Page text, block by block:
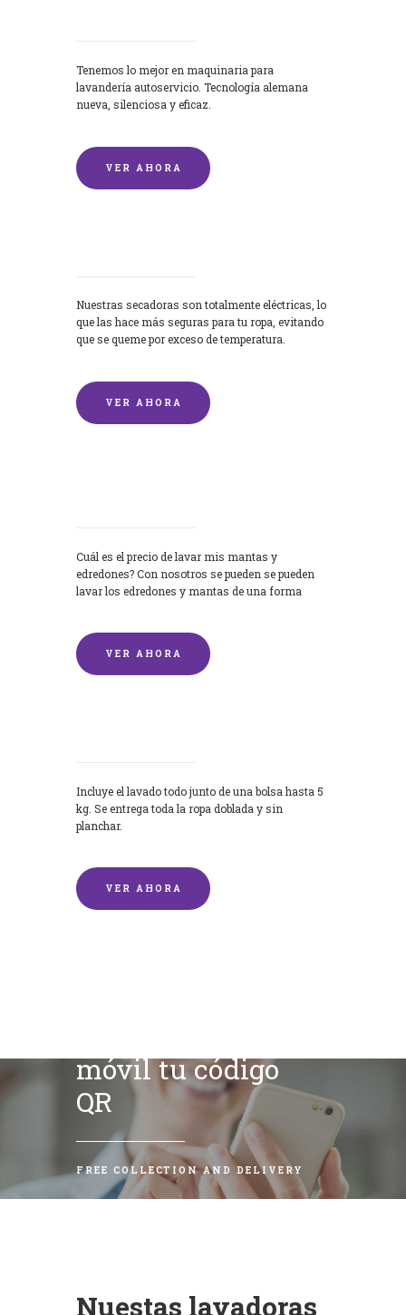
Tenemos lo mejor en maquinaria para
lavandería autoservicio. Tecnología alemana
nueva, silenciosa y eficaz.
VER AHORA
Nuestras secadoras son totalmente eléctricas, lo
que las hace más seguras para tu ropa, evitando
que se queme por exceso de temperatura.
VER AHORA
Cuál es el precio de lavar mis mantas y
edredones? Con nosotros se pueden se pueden
lavar los edredones y mantas de una forma
VER AHORA
Incluye el lavado todo junto de una bolsa hasta 5
kg. Se entrega toda la ropa doblada y sin
planchar.
VER AHORA
móvil tu código
QR
FREE COLLECTION AND DELIVERY
Nuestas lavadoras